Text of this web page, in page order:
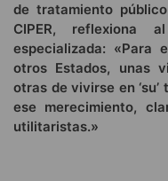
de tratamiento
CIPER, reflexiona
especializada: «Para
otros Estados, unas
otras de vivirse en
ese merecimiento,
utilitaristas.»